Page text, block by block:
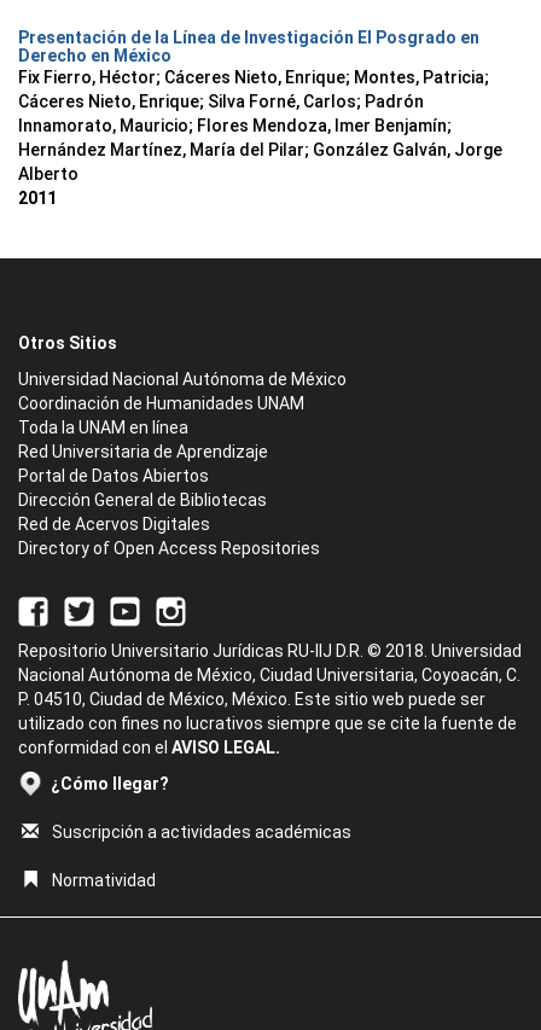
Presentación de la Línea de Investigación El Posgrado en
Derecho en México
Fix Fierro, Héctor; Cáceres Nieto, Enrique; Montes, Patricia;
Cáceres Nieto, Enrique; Silva Forné, Carlos; Padrón
Innamorato, Mauricio; Flores Mendoza, Imer Benjamín;
Hernández Martínez, María del Pilar; González Galván, Jorge
Alberto
2011
Otros Sitios
Universidad Nacional Autónoma de México
Coordinación de Humanidades UNAM
Toda la UNAM en línea
Red Universitaria de Aprendizaje
Portal de Datos Abiertos
Dirección General de Bibliotecas
Red de Acervos Digitales
Directory of Open Access Repositories
Repositorio Universitario Jurídicas RU-IIJ D.R. © 2018. Universidad
Nacional Autónoma de México, Ciudad Universitaria, Coyoacán, C.
P. 04510, Ciudad de México, México. Este sitio web puede ser
utilizado con fines no lucrativos siempre que se cite la fuente de
conformidad con el AVISO LEGAL.
¿Cómo llegar?
Suscripción a actividades académicas
Normatividad